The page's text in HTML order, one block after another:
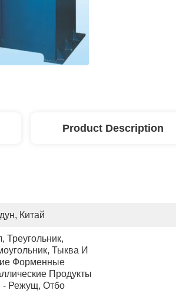
Product Description
Китай
Треугольник,
Тыква И
Форменные
Продукты
- Режущ, Отбо